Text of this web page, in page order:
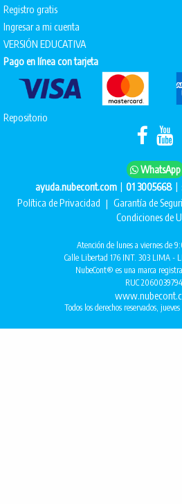
Registro gratis
Ingresar a mi cuenta
VERSIÓN EDUCATIVA
Pago en línea con tarjeta
Repositorio
WhatsApp
ayuda.nubecont.com | 01 3005668 |
Política de Privacidad | Garantía de
Condiciones de
Atención de lunes a viernes de
Calle Libertad 176 INT. 303 LIMA -
NubeCont® es una marca
RUC
Todos los derechos reservados,